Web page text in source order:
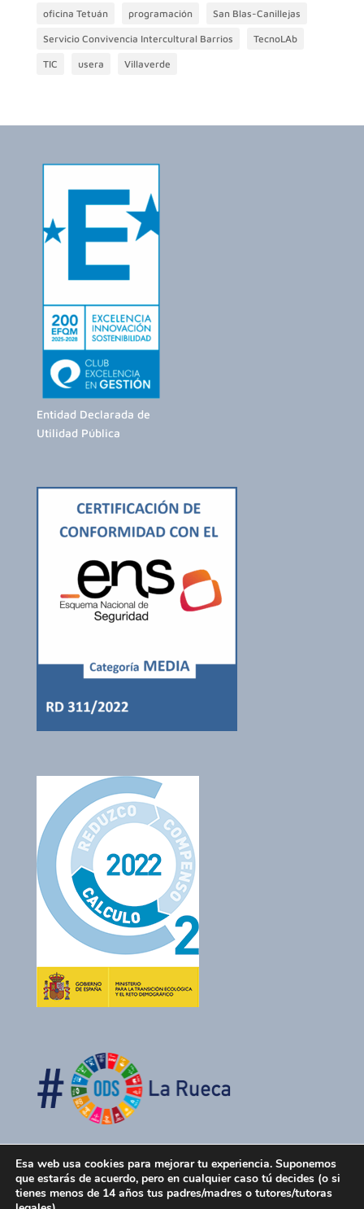
oficina Tetuán programación San Blas-Canillejas
Servicio Convivencia Intercultural Barrios TecnoLAb
TIC usera Villaverde
Entidad Declarada de
Utilidad Pública
Esa web usa cookies para mejorar tu experiencia. Suponemos
que estarás de acuerdo, pero en cualquier caso tú decides (o si
tienes menos de 14 años tus padres/madres o tutores/tutoras